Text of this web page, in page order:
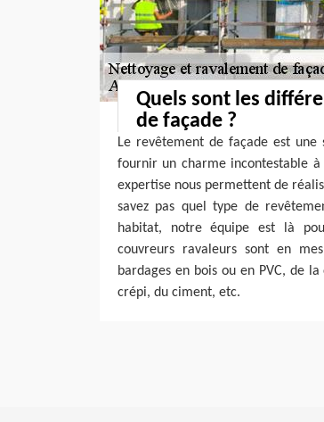
Quels sont les
de façade ?
Le revêtement de façade est une
fournir un charme incontestable
expertise nous permettent de
savez pas quel type de
habitat, notre équipe est là
couvreurs ravaleurs sont en
bardages en bois ou en PVC, de
crépi, du ciment, etc.